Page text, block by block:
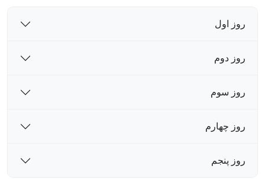
روز اول
روز دوم
روز سوم
روز چهارم
روز پنجم